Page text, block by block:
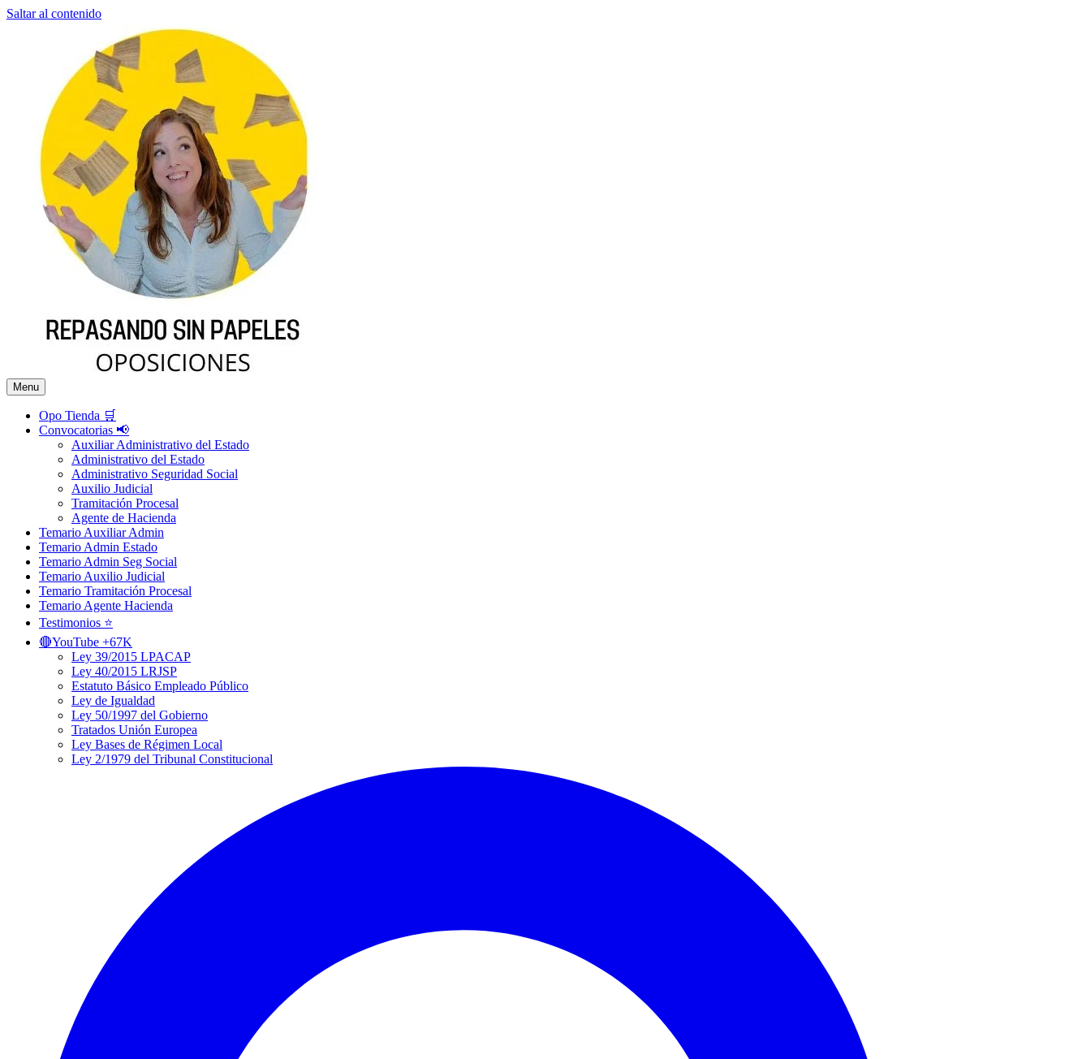
Saltar al contenido
Menu
Opo Tienda 🛒
Convocatorias 📢
Auxiliar Administrativo del Estado
Administrativo del Estado
Administrativo Seguridad Social
Auxilio Judicial
Tramitación Procesal
Agente de Hacienda
Temario Auxiliar Admin
Temario Admin Estado
Temario Admin Seg Social
Temario Auxilio Judicial
Temario Tramitación Procesal
Temario Agente Hacienda
Testimonios ⭐️
🔴YouTube +67K
Ley 39/2015 LPACAP
Ley 40/2015 LRJSP
Estatuto Básico Empleado Público
Ley de Igualdad
Ley 50/1997 del Gobierno
Tratados Unión Europea
Ley Bases de Régimen Local
Ley 2/1979 del Tribunal Constitucional